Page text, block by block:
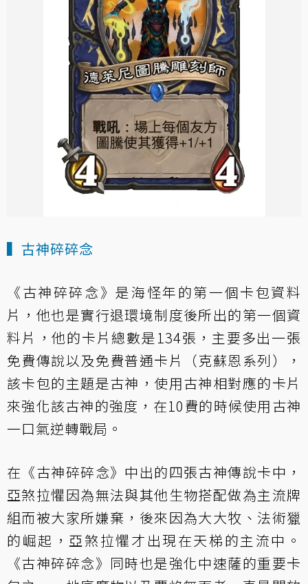
▍古神碎碎念
《古神碎碎念》是海怪年的第一個卡包資料
片，他也是實行退環境制度後所出的第一個資
料片，他的卡片總數是134張，主要多出一張
免費傳說以及免費普通卡片（克蘇恩系列），
該卡包的主題是古神，使用古神相對應的卡片
來強化該古神的強度，在10費的時候使用古神
一口氣逆轉戰局。
在《古神碎碎念》中出的四張古神傳說卡中，
亞煞拉懼因為無法與其他生物搭配做為主流牌
組而被大家所嫌棄，後來因為大大牧、法術獵
的崛起，亞煞拉懼才出現在天梯的主流中。
《古神碎碎念》同時也是強化中速薩的重要卡